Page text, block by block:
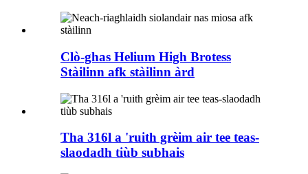
Clò-ghas Helium High Brotess
Stàilinn afk stàilinn àrd
Tha 316l a 'ruith grèim air tee teas-
slaodadh tiùb subhais